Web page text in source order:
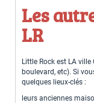
Les
LR
Little Rock est LA
boulevard, etc). Si
quelques lieux-clés :
leurs anciennes